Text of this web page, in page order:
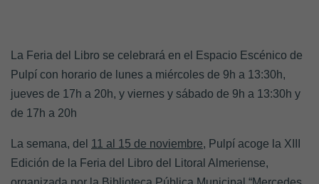
La Feria del Libro se celebrará en el Espacio Escénico de
Pulpí con horario de lunes a miércoles de 9h a 13:30h,
jueves de 17h a 20h, y viernes y sábado de 9h a 13:30h y
de 17h a 20h
La semana, del 11 al 15 de noviembre, Pulpí acoge la XIII
Edición de la Feria del Libro del Litoral Almeriense,